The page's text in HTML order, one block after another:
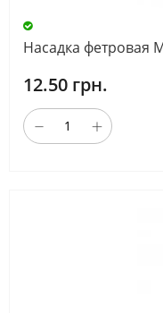
Насадка фетровая
12.50 грн.